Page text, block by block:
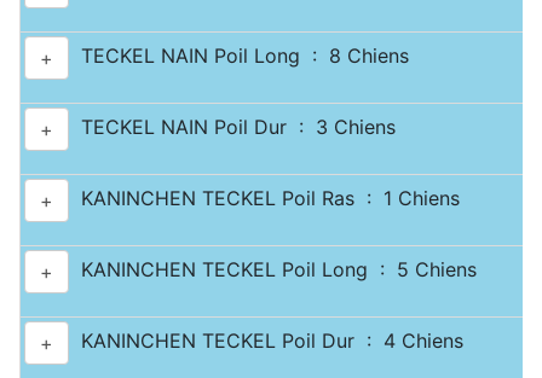
+ TECKEL NAIN Poil Long : 8 Chiens
+ TECKEL NAIN Poil Dur : 3 Chiens
+ KANINCHEN TECKEL Poil Ras : 1 Chiens
+ KANINCHEN TECKEL Poil Long : 5 Chiens
+ KANINCHEN TECKEL Poil Dur : 4 Chiens